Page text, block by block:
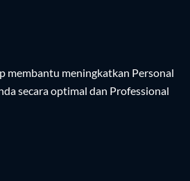
membantu meningkatkan Personal
secara optimal dan Professional​